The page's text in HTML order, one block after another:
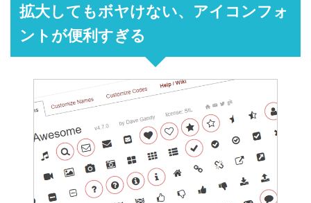
拡大してもボヤけない、アイコンフォ
ントが便利すぎる